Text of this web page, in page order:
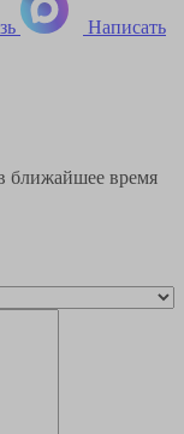
Написать
ближайшее время